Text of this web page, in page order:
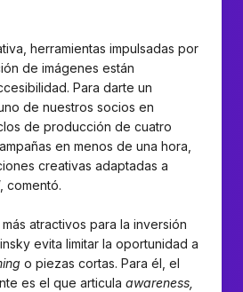
herramientas impulsadas por
de imágenes están
Para darte un
de nuestros socios en
de producción de cuatro
en menos de una hora,
creativas adaptadas a
comentó.
atractivos para la inversión
evita limitar la oportunidad a
o piezas cortas. Para él, el
es el que articula awareness,